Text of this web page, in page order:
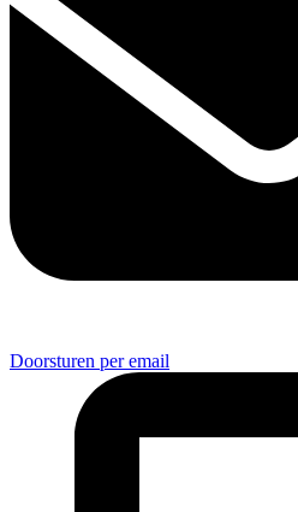
Doorsturen per email